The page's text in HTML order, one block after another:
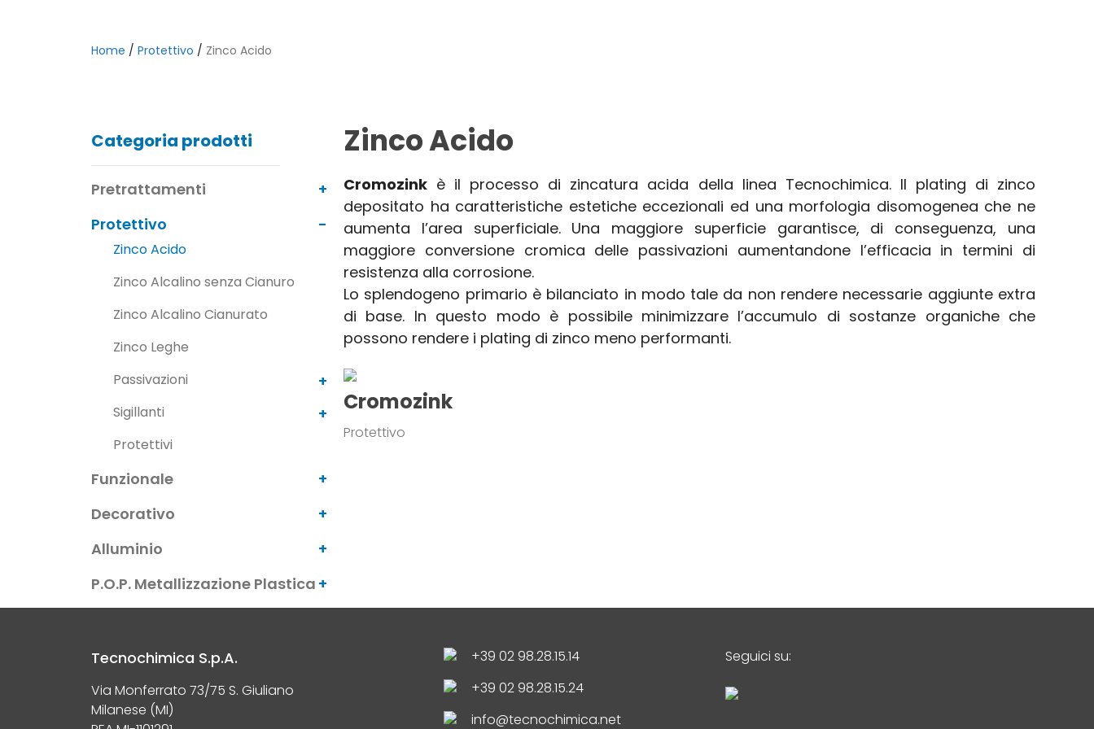
Home / Protettivo / Zinco Acido
Zinco Acido
Cromozink è il processo di zincatura acida della linea Tecnochimica. Il plating di zinco
depositato ha caratteristiche estetiche eccezionali ed una morfologia disomogenea che ne
aumenta l’area superficiale. Una maggiore superficie garantisce, di conseguenza, una
maggiore conversione cromica delle passivazioni aumentandone l’efficacia in termini di
resistenza alla corrosione.
Lo splendogeno primario è bilanciato in modo tale da non rendere necessarie aggiunte extra
di base. In questo modo è possibile minimizzare l’accumulo di sostanze organiche che
possono rendere i plating di zinco meno performanti.
Cromozink
Protettivo
Categoria prodotti
Pretrattamenti
Protettivo
Zinco Acido
Zinco Alcalino senza Cianuro
Zinco Alcalino Cianurato
Zinco Leghe
Passivazioni
Sigillanti
Protettivi
Funzionale
Decorativo
Alluminio
P.O.P. Metallizzazione Plastica
Tecnochimica S.p.A.
Via Monferrato 73/75 S. Giuliano
Milanese (MI)
+39 02 98.28.15.14
+39 02 98.28.15.24
info@tecnochimica.net
Seguici su: